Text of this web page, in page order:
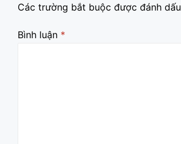
Các trường bắt buộc được đánh dấu
Bình luận *